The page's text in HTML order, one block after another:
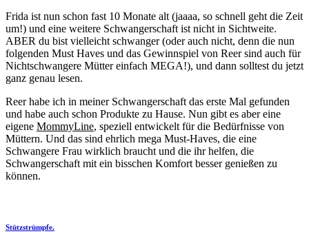
Frida ist nun schon fast 10 Monate alt (jaaaa, so schnell geht die Zeit
um!) und eine weitere Schwangerschaft ist nicht in Sichtweite.
ABER du bist vielleicht schwanger (oder auch nicht, denn die nun
folgenden Must Haves und das Gewinnspiel von Reer sind auch für
Nichtschwangere Mütter einfach MEGA!), und dann solltest du jetzt
ganz genau lesen.
Reer habe ich in meiner Schwangerschaft das erste Mal gefunden
und habe auch schon Produkte zu Hause. Nun gibt es aber eine
eigene MommyLine, speziell entwickelt für die Bedürfnisse von
Müttern. Und das sind ehrlich mega Must-Haves, die eine
Schwangere Frau wirklich braucht und die ihr helfen, die
Schwangerschaft mit ein bisschen Komfort besser genießen zu
können.
Stützstrümpfe.